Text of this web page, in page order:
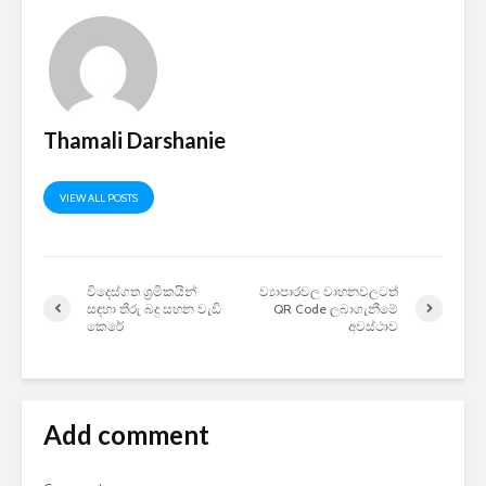
Thamali Darshanie
VIEW ALL POSTS
විදෙස්ගත ශ්‍රමිකයින්
සඳහා තීරු බදු සහන වැඩි
කෙරේ
ව්‍යාපාරවල වාහනවලටත්
QR Code ලබාගැනීමේ
අවස්ථාව
Add comment